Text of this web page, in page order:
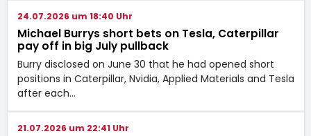
24.07.2026 um 18:40 Uhr
Michael Burrys short bets on Tesla, Caterpillar
pay off in big July pullback
Burry disclosed on June 30 that he had opened short
positions in Caterpillar, Nvidia, Applied Materials and Tesla
after each…
21.07.2026 um 22:41 Uhr